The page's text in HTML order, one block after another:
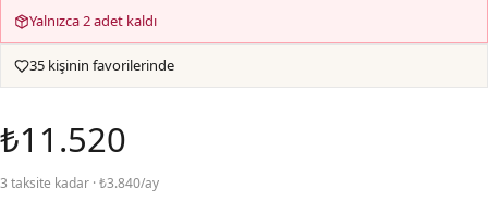
Yalnızca 2 adet kaldı
35 kişinin favorilerinde
₺11.520
3 taksite kadar · ₺3.840/ay